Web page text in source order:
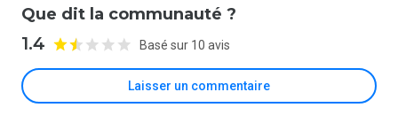
Que dit la communauté ?
1.4 Basé sur 10 avis
Laisser un commentaire